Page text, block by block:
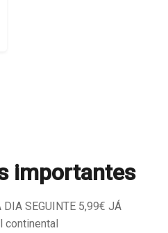
importantes
DIA SEGUINTE 5,99€ JÁ
continental